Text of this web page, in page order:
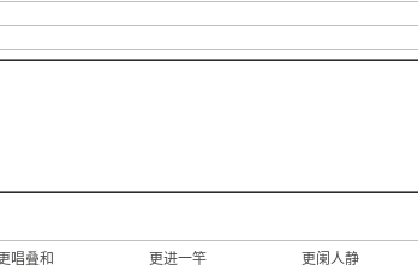
唱叠和 更进一竿
更阑人静